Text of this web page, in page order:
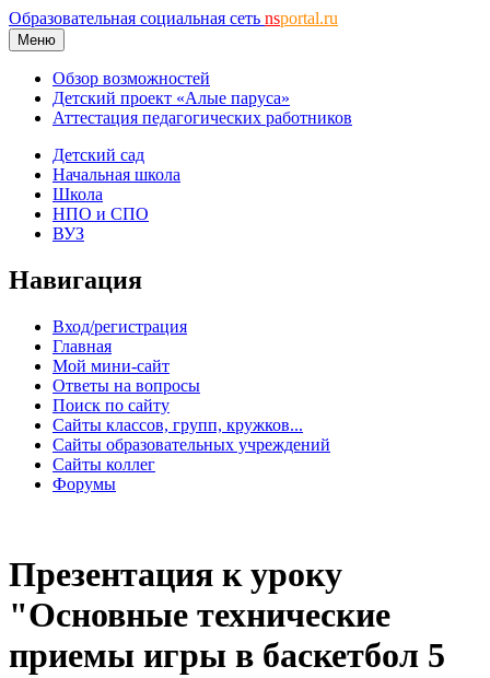
Образовательная социальная сеть nsportal.ru
Меню
Обзор возможностей
Детский проект «Алые паруса»
Аттестация педагогических работников
Детский сад
Начальная школа
Школа
НПО и СПО
ВУЗ
Навигация
Вход/регистрация
Главная
Мой мини-сайт
Ответы на вопросы
Поиск по сайту
Сайты классов, групп, кружков...
Сайты образовательных учреждений
Сайты коллег
Форумы
Презентация к уроку
"Основные технические
приемы игры в баскетбол 5